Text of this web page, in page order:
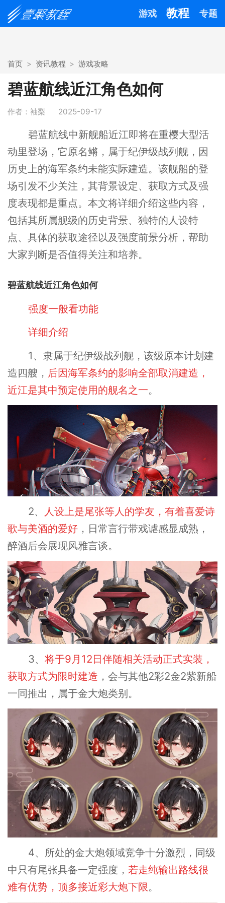
游戏 教程 专题
首页 资讯教程 游戏攻略
碧蓝航线近江角色如何
作者：袖梨 2025-09-17
碧蓝航线中新舰船近江即将在重樱大型活
动里登场，它原名鳉，属于纪伊级战列舰，因
历史上的海军条约未能实际建造。该舰船的登
场引发不少关注，其背景设定、获取方式及强
度表现都是重点。本文将详细介绍这些内容，
包括其所属舰级的历史背景、独特的人设特
点、具体的获取途径以及强度前景分析，帮助
大家判断是否值得关注和培养。
碧蓝航线近江角色如何
强度一般看功能
详细介绍
1、隶属于纪伊级战列舰，该级原本计划建
造四艘， 后因海军条约的影响全部取消建造，
近江是其中预定使用的舰名之一。
2、
人设上是尾张等人的学友，有着喜爱诗
歌与美酒的爱好 ，日常言行带戏谑感显成熟，
醉酒后会展现风雅言谈。
3、将于9月12日伴随相关活动正式实装，
获取方式为限时建造 ，会与其他2彩2金2紫新船
一同推出，属于金大炮类别。
4、所处的金大炮领域竞争十分激烈，同级
中只有尾张具备一定强度，若走纯输出路线很
难有优势，顶多接近彩大炮下限。